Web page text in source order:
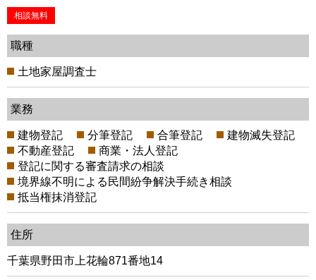
相談無料
職種
土地家屋調査士
業務
建物登記 分筆登記 合筆登記
建物滅失登記
不動産登記
商業・法人登記
登記に関する審査請求の相談
境界線不明による民間紛争解決手続き相談
抵当権抹消登記
住所
千葉県野田市上花輪871番地14